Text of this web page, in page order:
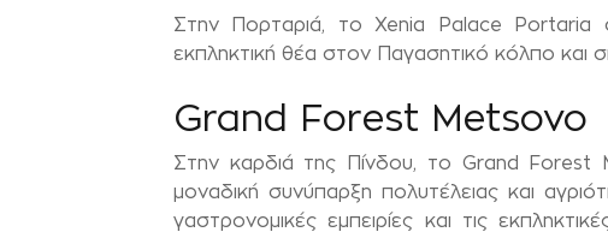
Στην Πορταριά, το Xenia Palace Portaria
εκπληκτική θέα στον Παγασητικό κόλπο
Grand Forest Metsovo
Στην καρδιά της Πίνδου, το Grand Forest
μοναδική συνύπαρξη πολυτέλειας και
γαστρονομικές εμπειρίες και τις